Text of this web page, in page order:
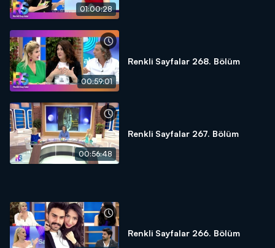
01:00:28
00:59:01
Renkli Sayfalar 268. Bölüm
00:56:48
Renkli Sayfalar 267. Bölüm
Renkli Sayfalar 266. Bölüm